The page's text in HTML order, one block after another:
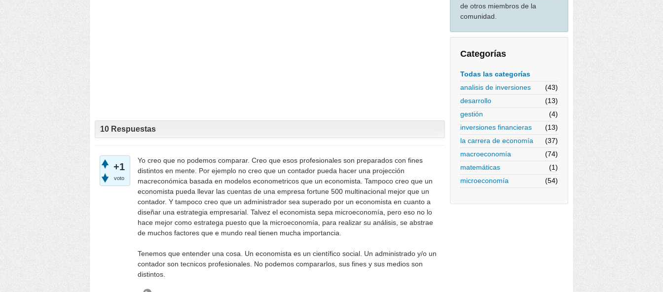
de otros miembros de la
comunidad.
Categorías
Todas las categorías
analisis de inversiones
(43)
desarrollo
(13)
gestión
(4)
inversiones financieras
(13)
la carrera de economía
(37)
macroeconomía
(74)
matemáticas
(1)
microeconomía
(54)
10 Respuestas
+1
voto
Yo creo que no podemos comparar. Creo que esos profesionales son preparados con fines
distintos en mente. Por ejemplo no creo que un contador pueda hacer una projección
macreconómica basada en modelos econometricos que un economista. Tampoco creo que un
economista pueda llevar las cuentas de una empresa fortune 500 multinacional mejor que un
contador. Y tampoco creo que un administrador sea superado por un economista en cuanto a
diseñar una estrategia empresarial. Talvez el economista sepa microeconomía, pero eso no lo
hace mejor como estratega puesto que la microeconomía, para realizar su análisis, se abstrae
de muchos factores que e mundo real tienen mucha importancia.
Tenemos que entender una cosa. Un economista es un científico social. Un administrado y/o un
contador son tecnicos profesionales. No podemos compararlos, sus fines y sus medios son
distintos.